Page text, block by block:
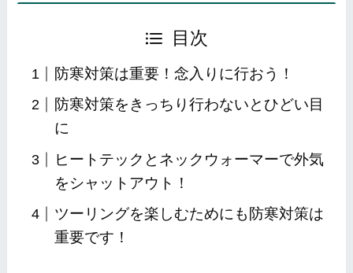
目次
防寒対策は重要！念入りに行おう！
防寒対策をきっちり行わないとひどい目
に
ヒートテックとネックウォーマーで外気
をシャットアウト！
ツーリングを楽しむためにも防寒対策は
重要です！